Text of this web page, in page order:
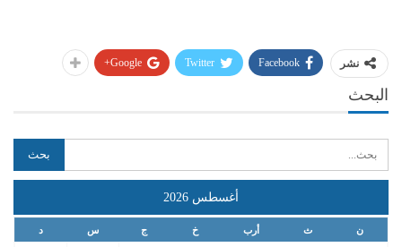
نشر Facebook
Twitter
Google+
البحث
أغسطس 2026
ن ث أرب خ ج س د